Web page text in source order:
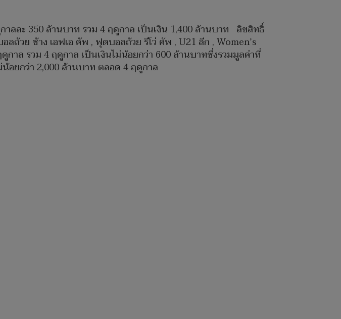
ละ 350 ล้านบาท รวม 4 ฤดูกาล เป็นเงิน 1,400 ล้านบาท ลิขสิทธิ์
ถ้วย ช้าง เอฟเอ คัพ , ฟุตบอลถ้วย รีโว่ คัพ , U21 ลีก , Women’s
ล รวม 4 ฤดูกาล เป็นเงินไม่น้อยกว่า 600 ล้านบาทซึ่งรวมมูลค่าที่
อยกว่า 2,000 ล้านบาท ตลอด 4 ฤดูกาล